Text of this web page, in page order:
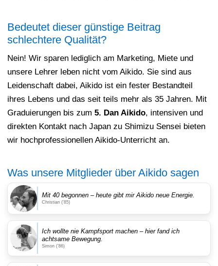
Bedeutet dieser günstige Beitrag
schlechtere Qualität?
Nein! Wir sparen lediglich am Marketing, Miete und
unsere Lehrer leben nicht vom Aikido. Sie sind aus
Leidenschaft dabei, Aikido ist ein fester Bestandteil
ihres Lebens und das seit teils mehr als 35 Jahren. Mit
Graduierungen bis zum 5. Dan Aikido, intensiven und
direkten Kontakt nach Japan zu Shimizu Sensei bieten
wir hochprofessionellen Aikido-Unterricht an.
Was unsere Mitglieder über Aikido sagen
Mit 40 begonnen – heute gibt mir Aikido neue Energie.
Christian (’85)
Ich wollte nie Kampfsport machen – hier fand ich
achtsame Bewegung.
Simon (’86)